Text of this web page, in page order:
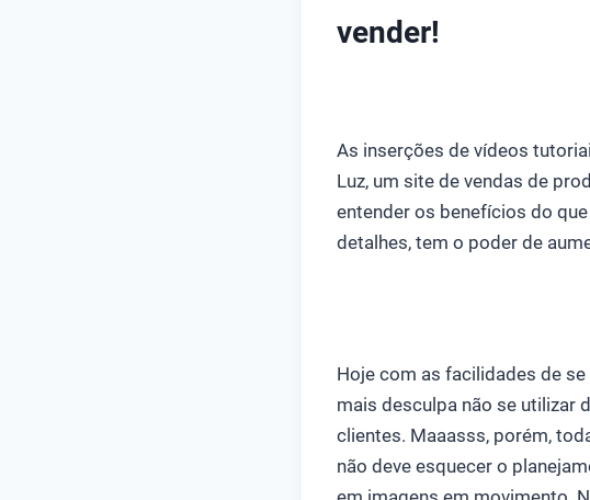
vender!
As inserções de vídeos
Luz, um site de vendas de
entender os benefícios do
detalhes, tem o poder de
Hoje com as facilidades de
mais desculpa não se utilizar
clientes. Maaasss, porém,
não deve esquecer o